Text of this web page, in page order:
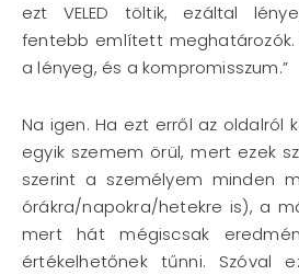
ezt VELED töltik, ezáltal
fentebb említett meghatározók.
a lényeg, és a kompromisszum.”
Na igen. Ha ezt erről az oldalról
egyik szemem örül, mert ezek
szerint a személyem minden
órákra/napokra/hetekre is), a
mert hát mégiscsak
értékelhetőnek tűnni. Szóval